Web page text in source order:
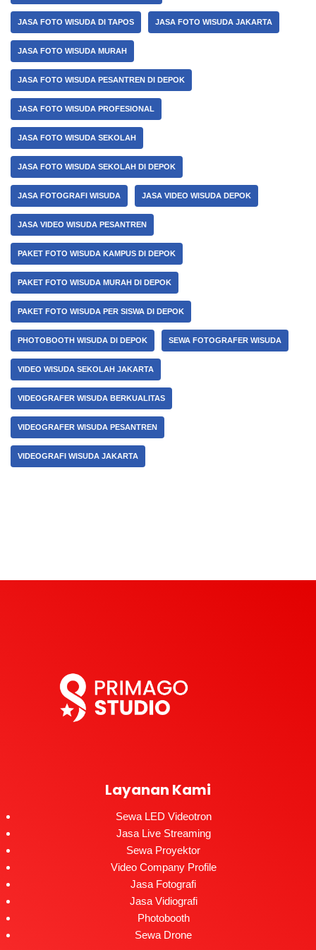
JASA FOTO WISUDA DI TAPOS JASA FOTO WISUDA JAKARTA
JASA FOTO WISUDA MURAH
JASA FOTO WISUDA PESANTREN DI DEPOK
JASA FOTO WISUDA PROFESIONAL
JASA FOTO WISUDA SEKOLAH
JASA FOTO WISUDA SEKOLAH DI DEPOK
JASA FOTOGRAFI WISUDA JASA VIDEO WISUDA DEPOK
JASA VIDEO WISUDA PESANTREN
PAKET FOTO WISUDA KAMPUS DI DEPOK
PAKET FOTO WISUDA MURAH DI DEPOK
PAKET FOTO WISUDA PER SISWA DI DEPOK
PHOTOBOOTH WISUDA DI DEPOK SEWA FOTOGRAFER WISUDA
VIDEO WISUDA SEKOLAH JAKARTA
VIDEOGRAFER WISUDA BERKUALITAS
VIDEOGRAFER WISUDA PESANTREN
VIDEOGRAFI WISUDA JAKARTA
Layanan Kami
Sewa LED Videotron
Jasa Live Streaming
Sewa Proyektor
Video Company Profile
Jasa Fotografi
Jasa Vidiografi
Photobooth
Sewa Drone